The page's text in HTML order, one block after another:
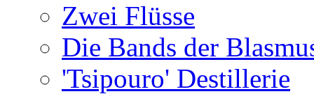
Zwei Flüsse
Die Bands der
'Tsipouro' Destillerie